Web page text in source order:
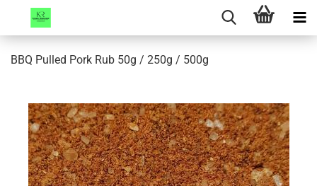
BBQ Pulled Pork Rub 50g / 250g / 500g